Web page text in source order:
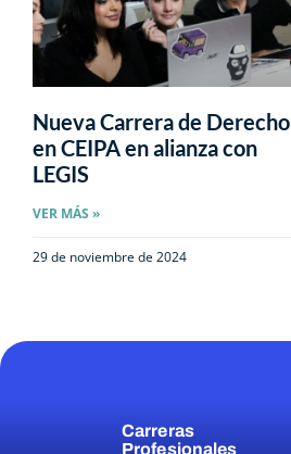
Nueva Carrera de Derecho
en CEIPA en alianza con
LEGIS
VER MÁS »
29 de noviembre de 2024
Carreras
Profesionales